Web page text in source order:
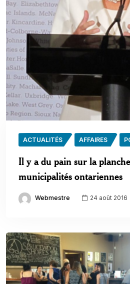
ACTUALITÉS AFFAIRES
Il y a du pain sur la
municipalités ontariennes
Webmestre 24 août 2016